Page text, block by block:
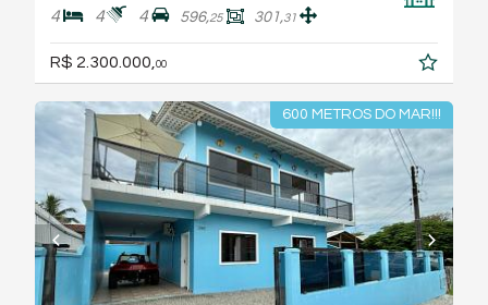
4 4 4 596,25 301,31
R$ 2.300.000, 00
600 METROS DO MAR!!!